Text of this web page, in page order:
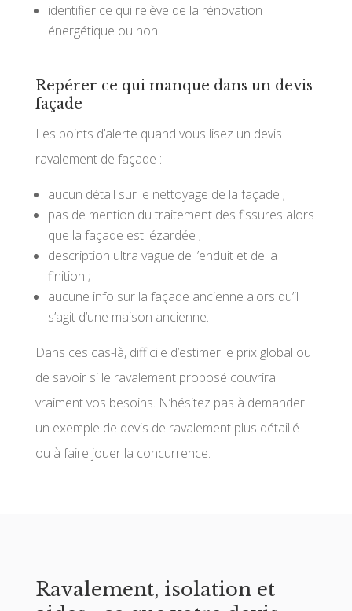
identifier ce qui relève de la rénovation
énergétique ou non.
Repérer ce qui manque dans un devis
façade
Les points d’alerte quand vous lisez un devis
ravalement de façade :
aucun détail sur le nettoyage de la façade ;
pas de mention du traitement des fissures alors
que la façade est lézardée ;
description ultra vague de l’enduit et de la
finition ;
aucune info sur la façade ancienne alors qu’il
s’agit d’une maison ancienne.
Dans ces cas-là, difficile d’estimer le prix global ou
de savoir si le ravalement proposé couvrira
vraiment vos besoins. N’hésitez pas à demander
un exemple de devis de ravalement plus détaillé
ou à faire jouer la concurrence.
Ravalement, isolation et